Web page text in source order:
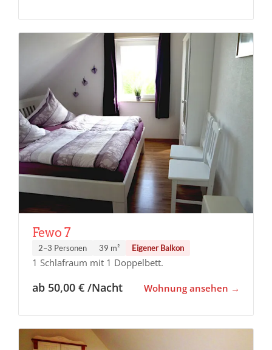
Fewo 7
2–3 Personen 39 m² Eigener Balkon
1 Schlafraum mit 1 Doppelbett.
ab 50,00 € /Nacht Wohnung ansehen